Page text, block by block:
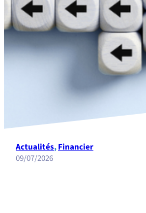
Actualités, Financier
09/07/2026